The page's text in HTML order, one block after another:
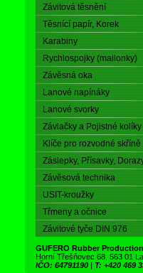
Závitová těsnění
Těsnící papír, Korek
Karabiny
Rychlospojky (mailonky)
Závěsná oka
Lanové napínáky
Lanové svorky
Závlačky a Pojistné kolíky
Klíče pro rozvodné skříně
Záslepky, Přísavky,
Závěsová technika
USIT-kroužky
Třmeny a očnice
Závitové tyče DIN 976
GUFERO Rubber
Horní Třešňovec 68, 563 01
IČO: 64791190 | T: +420 469